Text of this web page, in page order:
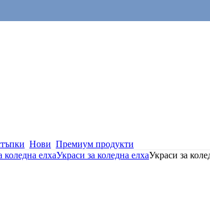
Нови Премиум продукти
коледна елхаУкраси за коледна елхаУкраси за